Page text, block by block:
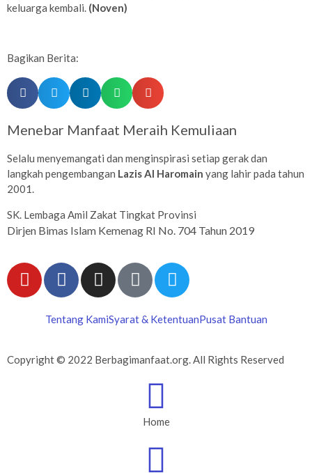
keluarga kembali. (Noven)
Bagikan Berita:
Menebar Manfaat Meraih Kemuliaan
Selalu menyemangati dan menginspirasi setiap gerak dan
langkah pengembangan Lazis Al Haromain yang lahir pada tahun
2001.
SK. Lembaga Amil Zakat Tingkat Provinsi
Dirjen Bimas Islam Kemenag RI No. 704 Tahun 2019
Tentang KamiSyarat & KetentuanPusat Bantuan
Copyright © 2022 Berbagimanfaat.org. All Rights Reserved
Home